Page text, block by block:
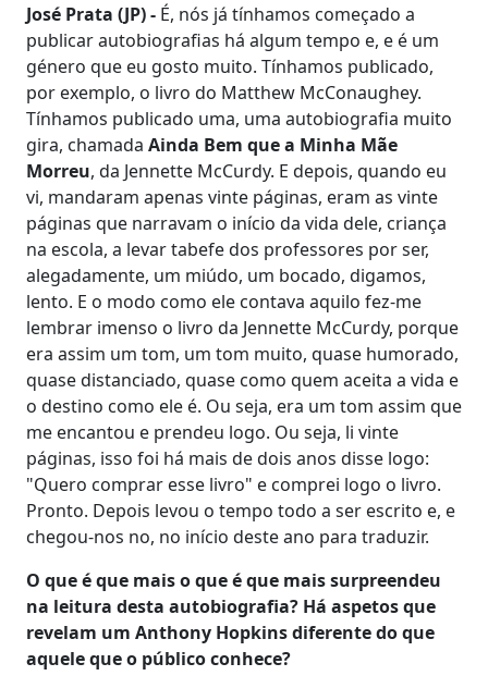
José Prata (JP) - É, nós já tínhamos começado a
publicar autobiografias há algum tempo e, e é um
género que eu gosto muito. Tínhamos publicado,
por exemplo, o livro do Matthew McConaughey.
Tínhamos publicado uma, uma autobiografia muito
gira, chamada Ainda Bem que a Minha Mãe
Morreu, da Jennette McCurdy. E depois, quando eu
vi, mandaram apenas vinte páginas, eram as vinte
páginas que narravam o início da vida dele, criança
na escola, a levar tabefe dos professores por ser,
alegadamente, um miúdo, um bocado, digamos,
lento. E o modo como ele contava aquilo fez-me
lembrar imenso o livro da Jennette McCurdy, porque
era assim um tom, um tom muito, quase humorado,
quase distanciado, quase como quem aceita a vida e
o destino como ele é. Ou seja, era um tom assim que
me encantou e prendeu logo. Ou seja, li vinte
páginas, isso foi há mais de dois anos disse logo:
"Quero comprar esse livro" e comprei logo o livro.
Pronto. Depois levou o tempo todo a ser escrito e, e
chegou-nos no, no início deste ano para traduzir.
O que é que mais o que é que mais surpreendeu
na leitura desta autobiografia? Há aspetos que
revelam um Anthony Hopkins diferente do que
aquele que o público conhece?